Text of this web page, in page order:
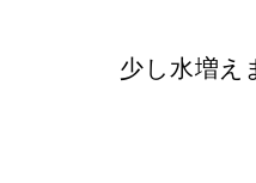
少し水増え